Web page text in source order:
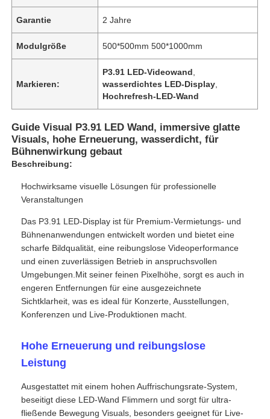
Zu Hause
Videos
Garantie 2 Jahre
Modulgröße 500*500mm 500*1000mm
Markieren:
P3.91 LED-Videowand
wasserdichtes LED-Display
Hochrefresh-LED-Wand
Guide Visual P3.91 LED Wand, immersive glatte
Visuals, hohe Erneuerung, wasserdicht, für
Bühnenwirkung gebaut
Beschreibung:
Hochwirksame visuelle Lösungen für professionelle
Veranstaltungen
Das P3.91 LED-Display ist für Premium-Vermietungs- und
Bühnenanwendungen entwickelt worden und bietet eine
scharfe Bildqualität, eine reibungslose Videoperformance
und einen zuverlässigen Betrieb in anspruchsvollen
Umgebungen.Mit seiner feinen Pixelhöhe, sorgt es auch in
engeren Entfernungen für eine ausgezeichnete
Sichtklarheit, was es ideal für Konzerte, Ausstellungen,
Konferenzen und Live-Produktionen macht.
Hohe Erneuerung und reibungslose
Leistung
Ausgestattet mit einem hohen Auffrischungsrate-System,
beseitigt diese LED-Wand Flimmern und sorgt für ultra-
fließende Bewegung Visuals, besonders geeignet für Live-